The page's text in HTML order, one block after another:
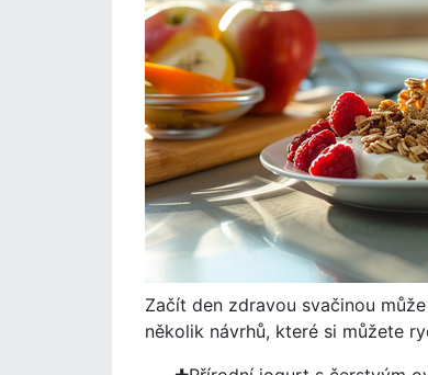
Začít den zdravou svačinou
několik návrhů, které si můžete